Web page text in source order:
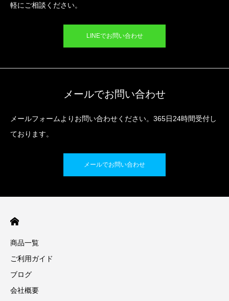
軽にご相談ください。
LINEでお問い合わせ
メールでお問い合わせ
メールフォームよりお問い合わせください。365日24時間受付し
ております。
メールでお問い合わせ
商品一覧
ご利用ガイド
ブログ
会社概要